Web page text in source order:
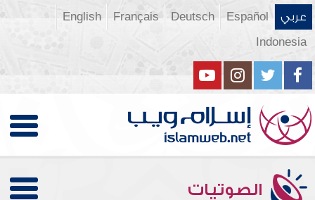
عربي Español
Deutsch
Français
English
Indonesia
الصوتيات